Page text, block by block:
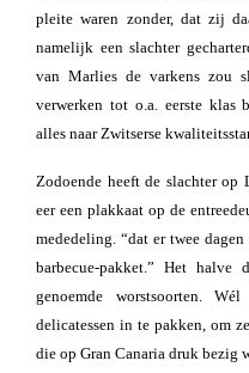
pleite waren zonder, dat zij
namelijk een slachter
van Marlies de varkens zou
verwerken tot o.a. eerste klas
alles naar Zwitserse
Zodoende heeft de slachter op
eer een plakkaat op de
mededeling. “dat er twee
barbecue-pakket.” Het halve
genoemde worstsoorten.
delicatessen in te pakken, om
die op Gran Canaria druk bezig